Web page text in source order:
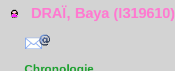
DRAÏ, Baya (I319610)